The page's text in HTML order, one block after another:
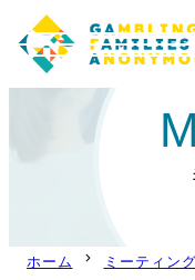
ホーム ミーティング